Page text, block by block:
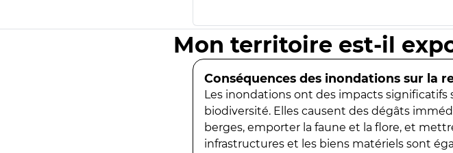
Mon territoire est-il
Conséquences des inondations sur la
Les inondations ont des impacts
biodiversité. Elles causent des dégâts
berges, emporter la faune et la flore, et
infrastructures et les biens matériels sont